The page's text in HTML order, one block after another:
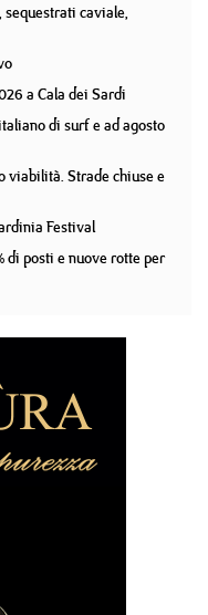
caviale,
a Cala dei Sardi
di surf e ad agosto
viabilità. Strade chiuse e
Festival
di posti e nuove rotte per